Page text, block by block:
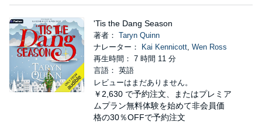
'Tis the Dang Season
著者： Taryn Quinn
ナレーター：
Kai Kennicott, Wen Ross
再生時間： 7 時間 11 分
言語： 英語
レビューはまだありません。
￥2,630 で予約注文、またはプレミア
ムプラン無料体験を始めて非会員価
格の30％OFFで予約注文